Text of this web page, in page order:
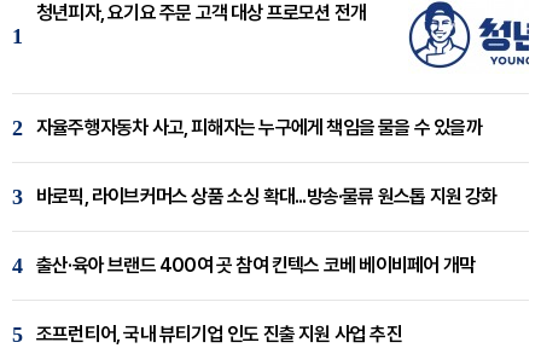
1
청년피자, 요기요 주문 고객 대상 프로모션 전개
2 자율주행자동차 사고, 피해자는 누구에게 책임을 물을 수 있을까
3 바로픽, 라이브커머스 상품 소싱 확대...방송·물류 원스톱 지원 강화
4 출산·육아 브랜드 400여 곳 참여 킨텍스 코베 베이비페어 개막
5 조프런티어, 국내 뷰티기업 인도 진출 지원 사업 추진